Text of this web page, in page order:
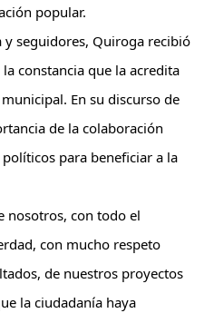
popular.
seguidores, Quiroga recibió
constancia que la acredita
municipal. En su discurso de
de la colaboración
para beneficiar a la
nosotros, con todo el
con mucho respeto
de nuestros proyectos
la ciudadanía haya